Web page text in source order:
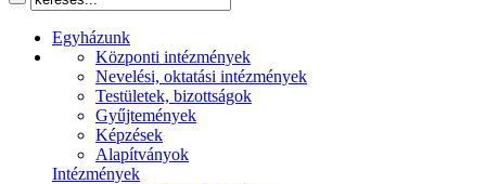
Egyházunk
Központi intézmények
Nevelési, oktatási intézmények
Testületek, bizottságok
Gyűjtemények
Képzések
Alapítványok
Intézmények